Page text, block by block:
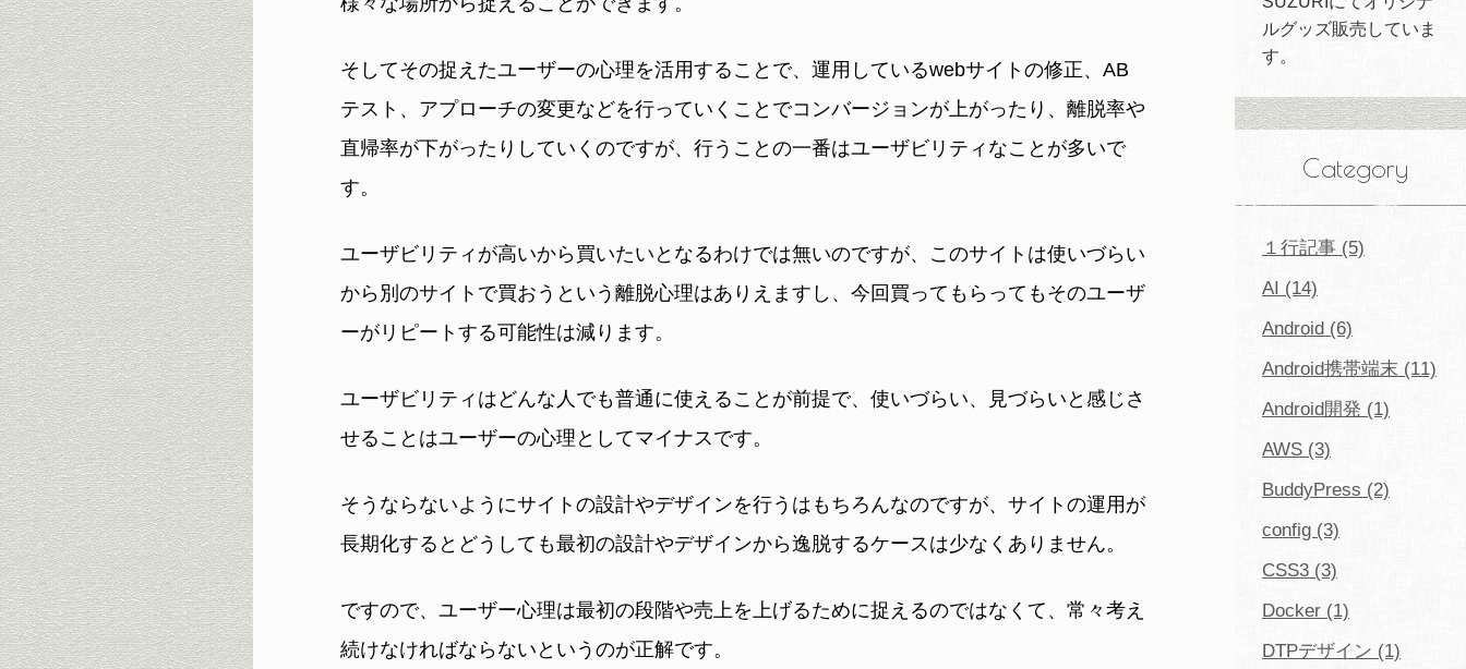
そしてその捉えたユーザーの心理を活用することで、運用しているwebサイトの修正、AB
テスト、アプローチの変更などを行っていくことでコンバージョンが上がったり、離脱率や
直帰率が下がったりしていくのですが、行うことの一番はユーザビリティなことが多いで
す。
ユーザビリティが高いから買いたいとなるわけでは無いのですが、このサイトは使いづらい
から別のサイトで買おうという離脱心理はありえますし、今回買ってもらってもそのユーザ
ーがリピートする可能性は減ります。
ユーザビリティはどんな人でも普通に使えることが前提で、使いづらい、見づらいと感じさ
せることはユーザーの心理としてマイナスです。
そうならないようにサイトの設計やデザインを行うはもちろんなのですが、サイトの運用が
長期化するとどうしても最初の設計やデザインから逸脱するケースは少なくありません。
ですので、ユーザー心理は最初の段階や売上を上げるために捉えるのではなくて、常々考え
続けなければならないというのが正解です。
ルグッズ販売していま
す。
Category
１行記事 (5)
AI (14)
Android (6)
Android携帯端末 (11)
Android開発 (1)
AWS (3)
BuddyPress (2)
config (3)
CSS3 (3)
Docker (1)
DTPデザイン (1)